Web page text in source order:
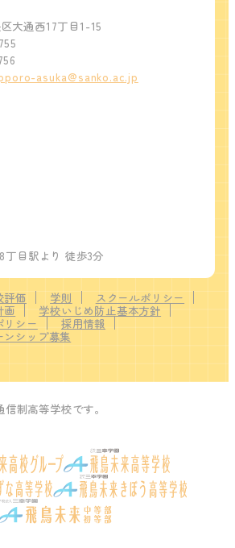
大通西17丁目1-15
asuka@sanko.ac.jp
丁目駅より 徒歩3分
評価 学則
スクールポリシー
画
学校いじめ防止基本方針
リシー
採用情報
ンシップ募集
制高等学校です。